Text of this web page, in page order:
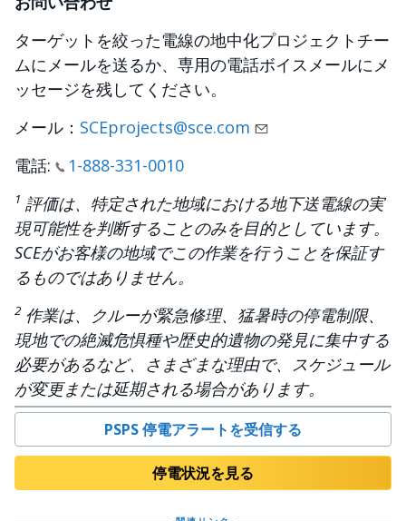
ターゲットを絞った電線の地中化プロジェクトチー
ムにメールを送るか、専用の電話ボイスメールにメ
ッセージを残してください。
メール： SCEprojects@sce.com
電話:
1-888-331-0010
1 評価は、特定された地域における地下送電線の実
現可能性を判断することのみを目的としています。
SCEがお客様の地域でこの作業を行うことを保証す
るものではありません。
2 作業は、クルーが緊急修理、猛暑時の停電制限、
現地での絶滅危惧種や歴史的遺物の発見に集中する
必要があるなど、さまざまな理由で、スケジュール
が変更または延期される場合があります。
PSPS 停電アラートを受信する
停電状況を見る